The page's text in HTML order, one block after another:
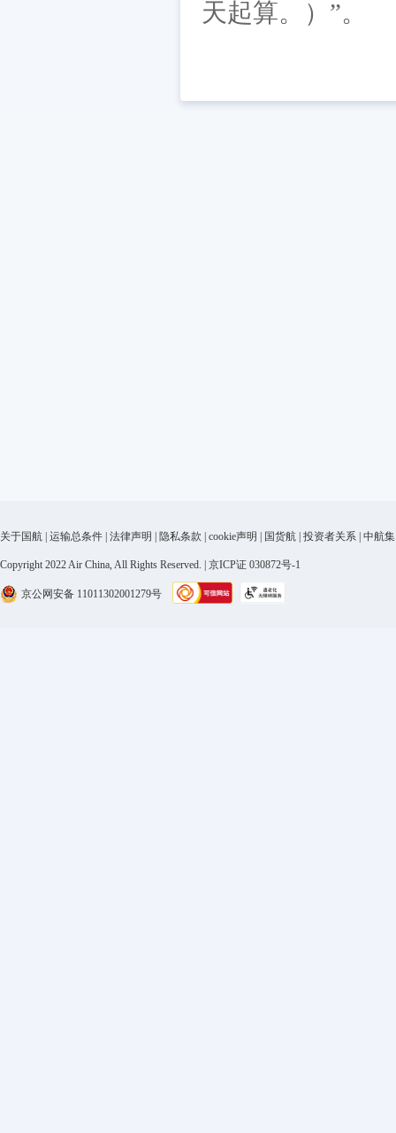
天起算。）”。
关于国航 | 运输总条件 | 法律声明 | 隐私条款 | cookie声明 | 国货航 | 投资者关系 | 中航
Copyright 2022 Air China, All Rights Reserved. | 京ICP证 030872号-1
京公网安备 11011302001279号